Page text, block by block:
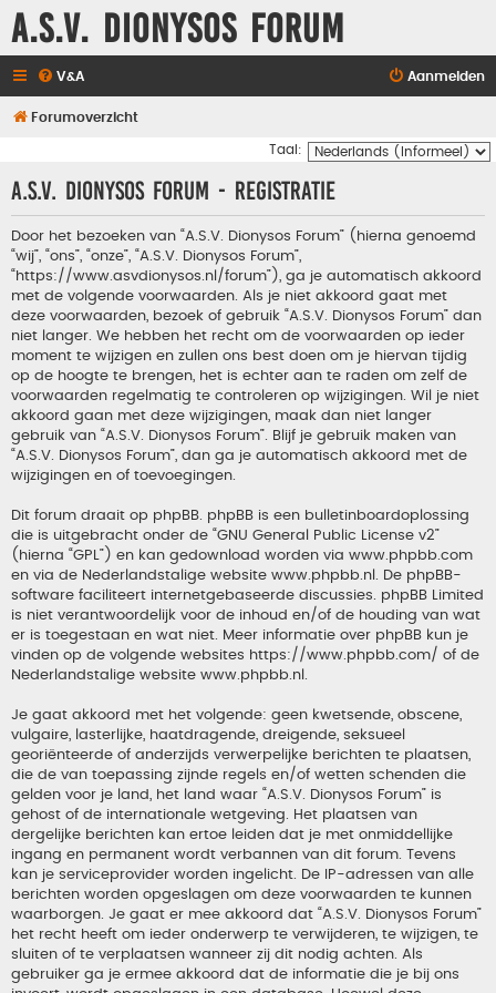
A.S.V. Dionysos Forum
V&A Aanmelden
Forumoverzicht
Taal:
A.S.V. Dionysos Forum - Registratie
Door het bezoeken van “A.S.V. Dionysos Forum” (hierna genoemd
“wij”, “ons”, “onze”, “A.S.V. Dionysos Forum”,
“https://www.asvdionysos.nl/forum”), ga je automatisch akkoord
met de volgende voorwaarden. Als je niet akkoord gaat met
deze voorwaarden, bezoek of gebruik “A.S.V. Dionysos Forum” dan
niet langer. We hebben het recht om de voorwaarden op ieder
moment te wijzigen en zullen ons best doen om je hiervan tijdig
op de hoogte te brengen, het is echter aan te raden om zelf de
voorwaarden regelmatig te controleren op wijzigingen. Wil je niet
akkoord gaan met deze wijzigingen, maak dan niet langer
gebruik van “A.S.V. Dionysos Forum”. Blijf je gebruik maken van
“A.S.V. Dionysos Forum”, dan ga je automatisch akkoord met de
wijzigingen en of toevoegingen.
Dit forum draait op phpBB. phpBB is een bulletinboardoplossing
die is uitgebracht onder de “GNU General Public License v2”
(hierna “GPL”) en kan gedownload worden via www.phpbb.com
en via de Nederlandstalige website www.phpbb.nl . De phpBB-
software faciliteert internetgebaseerde discussies. phpBB Limited
is niet verantwoordelijk voor de inhoud en/of de houding van wat
er is toegestaan en wat niet. Meer informatie over phpBB kun je
vinden op de volgende websites https://www.phpbb.com/ of de
Nederlandstalige website www.phpbb.nl
Je gaat akkoord met het volgende: geen kwetsende, obscene,
vulgaire, lasterlijke, haatdragende, dreigende, seksueel
georiënteerde of anderzijds verwerpelijke berichten te plaatsen,
die de van toepassing zijnde regels en/of wetten schenden die
gelden voor je land, het land waar “A.S.V. Dionysos Forum” is
gehost of de internationale wetgeving. Het plaatsen van
dergelijke berichten kan ertoe leiden dat je met onmiddellijke
ingang en permanent wordt verbannen van dit forum. Tevens
kan je serviceprovider worden ingelicht. De IP-adressen van alle
berichten worden opgeslagen om deze voorwaarden te kunnen
waarborgen. Je gaat er mee akkoord dat “A.S.V. Dionysos Forum”
het recht heeft om ieder onderwerp te verwijderen, te wijzigen, te
sluiten of te verplaatsen wanneer zij dit nodig achten. Als
gebruiker ga je ermee akkoord dat de informatie die je bij ons